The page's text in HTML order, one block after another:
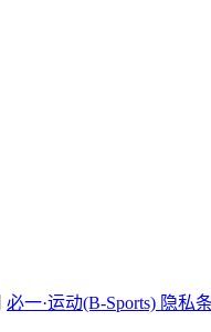
必一·运动(B-Sports) 隐私